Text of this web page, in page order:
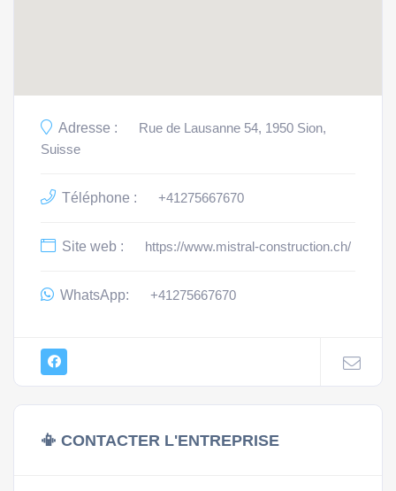
Adresse :
Rue de Lausanne 54, 1950 Sion,
Suisse
Téléphone : +41275667670
Site web : https://www.mistral-construction.ch/
WhatsApp: +41275667670
📳 CONTACTER L'ENTREPRISE